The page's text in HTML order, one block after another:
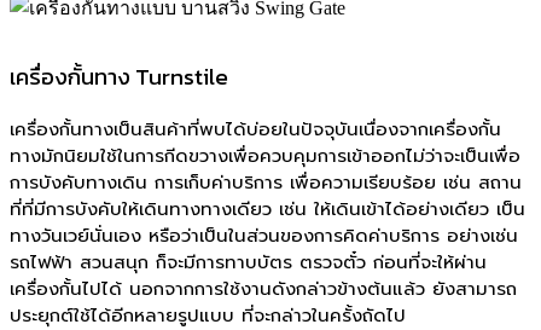
เครื่องกั้นทาง Turnstile
เครื่องกั้นทางเป็นสินค้าที่พบได้บ่อยในปัจจุบันเนื่องจากเครื่องกั้น
ทางมักนิยมใช้ในการกีดขวางเพื่อควบคุมการเข้าออกไม่ว่าจะเป็นเพื่อ
การบังคับทางเดิน การเก็บค่าบริการ เพื่อความเรียบร้อย เช่น สถาน
ที่ที่มีการบังคับให้เดินทางทางเดียว เช่น ให้เดินเข้าได้อย่างเดียว เป็น
ทางวันเวย์นั่นเอง หรือว่าเป็นในส่วนของการคิดค่าบริการ อย่างเช่น
รถไฟฟ้า สวนสนุก ก็จะมีการทาบบัตร ตรวจตั๋ว ก่อนที่จะให้ผ่าน
เครื่องกั้นไปได้ นอกจากการใช้งานดังกล่าวข้างต้นแล้ว ยังสามารถ
ประยุกต์ใช้ได้อีกหลายรูปแบบ ที่จะกล่าวในครั้งถัดไป